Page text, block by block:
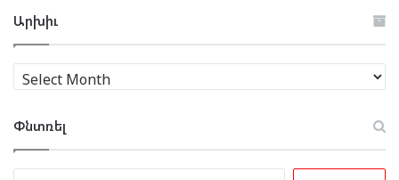
Արխիւ
Արխիւ
Փնտռել